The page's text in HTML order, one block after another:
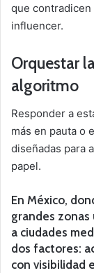
que
influencer.
Orquestar
algoritmo
Responder a
más en pauta o
diseñadas para
papel.
En México,
grandes
a ciudades
dos factores:
con visibilidad